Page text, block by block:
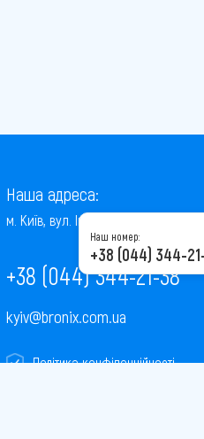
Наша адреса:
м. Київ, вул. Інститутська, 22/7, оф.
+38 (044) 344-21-38
kyiv@bronix.com.ua
Політика конфіденційності
Наш номер:
+38 (044) 344-